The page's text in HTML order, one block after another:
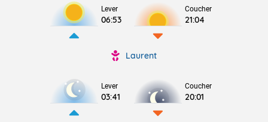
Lever
06:53
Coucher
21:04
Laurent
Lever
03:41
Coucher
20:01